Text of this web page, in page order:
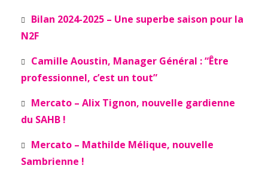
Bilan 2024-2025 – Une superbe saison pour la
N2F
Camille Aoustin, Manager Général : “Être
professionnel, c’est un tout”
Mercato – Alix Tignon, nouvelle gardienne
du SAHB !
Mercato – Mathilde Mélique, nouvelle
Sambrienne !